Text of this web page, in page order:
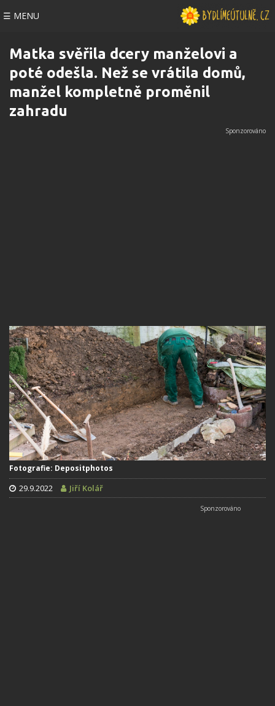
☰ MENU
Matka svěřila dcery manželovi a
poté odešla. Než se vrátila domů,
manžel kompletně proměnil
zahradu
Fotografie: Depositphotos
29.9.2022 Jiří Kolář